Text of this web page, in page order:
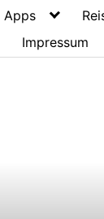
Apps
Impressum